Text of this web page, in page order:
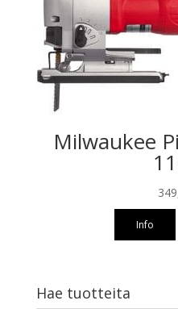
Milwaukee
Info
Hae tuotteita